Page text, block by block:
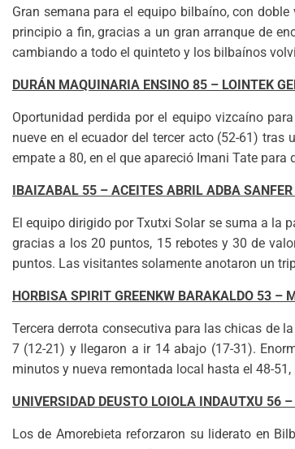
Gran semana para el equipo bilbaíno, con
principio a fin, gracias a un gran arranque de
cambiando a todo el quinteto y los bilbaínos
DURÁN MAQUINARIA ENSINO 85 – LOINTEK
Oportunidad perdida por el equipo vizcaíno
nueve en el ecuador del tercer acto (52-61)
empate a 80, en el que apareció Imani Tate
IBAIZABAL 55 – ACEITES ABRIL ADBA
El equipo dirigido por Txutxi Solar se suma a la
gracias a los 20 puntos, 15 rebotes y 30 de
puntos. Las visitantes solamente anotaron un
HORBISA SPIRIT GREENKW BARAKALDO 53 –
Tercera derrota consecutiva para las chicas de
7 (12-21) y llegaron a ir 14 abajo (17-31).
minutos y nueva remontada local hasta el 48-
UNIVERSIDAD DEUSTO LOIOLA INDAUTXU 56
Los de Amorebieta reforzaron su liderato en